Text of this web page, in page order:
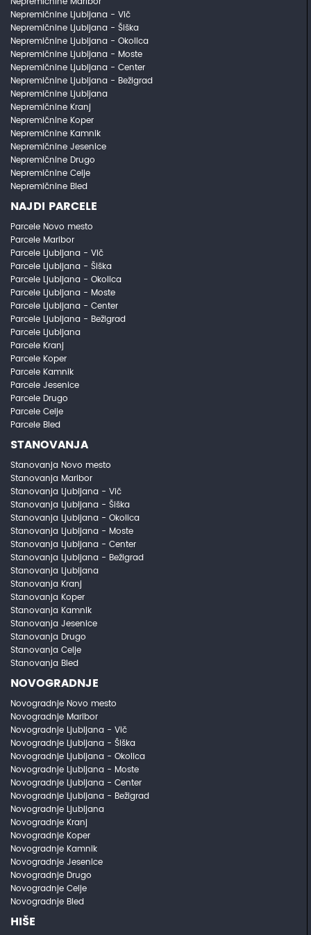
Nepremičnine Ljubljana - Vič
Nepremičnine Ljubljana - Šiška
Nepremičnine Ljubljana - Okolica
Nepremičnine Ljubljana - Moste
Nepremičnine Ljubljana - Center
Nepremičnine Ljubljana - Bežigrad
Nepremičnine Ljubljana
Nepremičnine Kranj
Nepremičnine Koper
Nepremičnine Kamnik
Nepremičnine Jesenice
Nepremičnine Drugo
Nepremičnine Celje
Nepremičnine Bled
NAJDI PARCELE
Parcele Novo mesto
Parcele Maribor
Parcele Ljubljana - Vič
Parcele Ljubljana - Šiška
Parcele Ljubljana - Okolica
Parcele Ljubljana - Moste
Parcele Ljubljana - Center
Parcele Ljubljana - Bežigrad
Parcele Ljubljana
Parcele Kranj
Parcele Koper
Parcele Kamnik
Parcele Jesenice
Parcele Drugo
Parcele Celje
Parcele Bled
STANOVANJA
Stanovanja Novo mesto
Stanovanja Maribor
Stanovanja Ljubljana - Vič
Stanovanja Ljubljana - Šiška
Stanovanja Ljubljana - Okolica
Stanovanja Ljubljana - Moste
Stanovanja Ljubljana - Center
Stanovanja Ljubljana - Bežigrad
Stanovanja Ljubljana
Stanovanja Kranj
Stanovanja Koper
Stanovanja Kamnik
Stanovanja Jesenice
Stanovanja Drugo
Stanovanja Celje
Stanovanja Bled
NOVOGRADNJE
Novogradnje Novo mesto
Novogradnje Maribor
Novogradnje Ljubljana - Vič
Novogradnje Ljubljana - Šiška
Novogradnje Ljubljana - Okolica
Novogradnje Ljubljana - Moste
Novogradnje Ljubljana - Center
Novogradnje Ljubljana - Bežigrad
Novogradnje Ljubljana
Novogradnje Kranj
Novogradnje Koper
Novogradnje Kamnik
Novogradnje Jesenice
Novogradnje Drugo
Novogradnje Celje
Novogradnje Bled
HIŠE